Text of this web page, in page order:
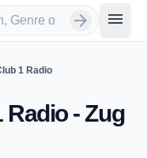
arrow_forward menu
1 Radio
Radio - Zug